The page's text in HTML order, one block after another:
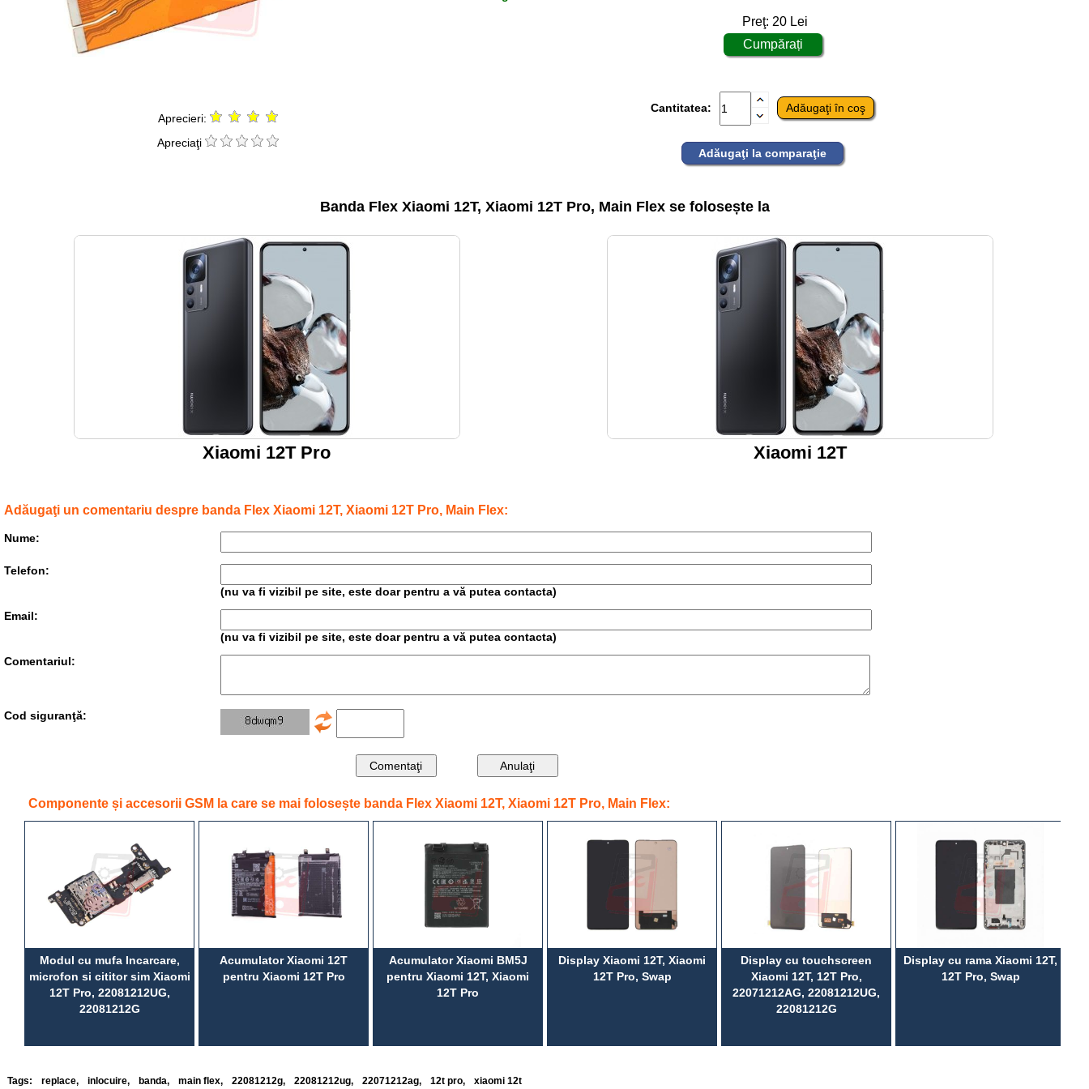
Aprecieri:
Apreciaţi
Preţ: 20 Lei
Cantitatea:
Adăugaţi la comparaţie
Banda Flex Xiaomi 12T, Xiaomi 12T Pro, Main Flex se folosește la
Xiaomi 12T Pro Xiaomi 12T
Adăugaţi un comentariu despre banda Flex Xiaomi 12T, Xiaomi 12T Pro, Main Flex:
Nume:
Telefon:
(nu va fi vizibil pe site, este doar pentru a vă putea contacta)
Email:
(nu va fi vizibil pe site, este doar pentru a vă putea contacta)
Comentariul:
Cod siguranţă:
Componente și accesorii GSM la care se mai folosește banda Flex Xiaomi 12T, Xiaomi 12T Pro, Main Flex:
Modul cu mufa Incarcare,
microfon si cititor sim Xiaomi
12T Pro, 22081212UG,
22081212G
Acumulator Xiaomi 12T
pentru Xiaomi 12T Pro
Acumulator Xiaomi BM5J
pentru Xiaomi 12T, Xiaomi
12T Pro
Display Xiaomi 12T, Xiaomi
12T Pro, Swap
Display cu touchscreen
Xiaomi 12T, 12T Pro,
22071212AG, 22081212UG,
22081212G
Display cu rama Xiaomi 12T,
12T Pro, Swap
Tags: replace, inlocuire, banda, main flex, 22081212g, 22081212ug, 22071212ag, 12t pro, xiaomi 12t